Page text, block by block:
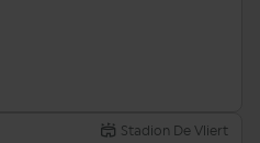
Stadion De Vliert